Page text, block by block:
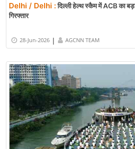
Delhi / Delhi :दिल्ली हेल्थ स्कैम में ACB का
गिरफ्तार
28-Jun-2026 | AGCNN TEAM